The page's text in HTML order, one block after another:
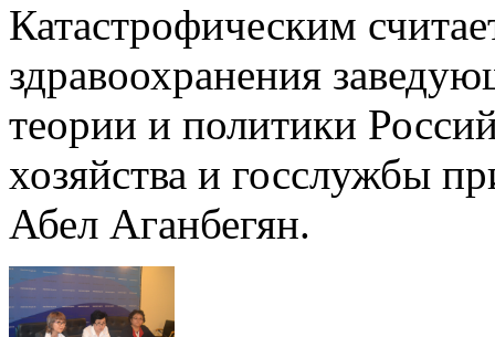
Катастрофическим
здравоохранения
теории и политики
хозяйства и госслужбы
Абел Аганбегян.